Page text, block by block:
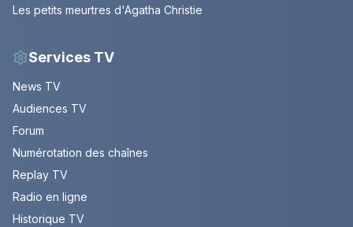
Les petits meurtres d'Agatha Christie
Services TV
News TV
Audiences TV
Forum
Numérotation des chaînes
Replay TV
Radio en ligne
Historique TV